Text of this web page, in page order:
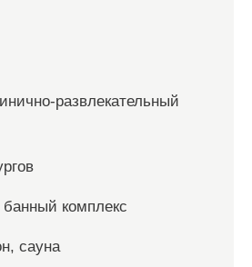
развлекательный
комплекс
сауна